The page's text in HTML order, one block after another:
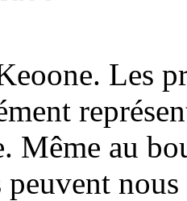
Les
Même au
peuvent